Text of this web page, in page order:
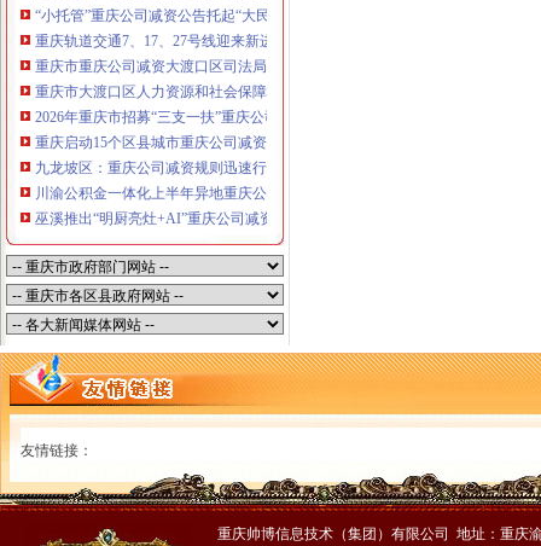
“小托管”重庆公司减资公告托起“大民生”——重庆假期公益托管服务深度观察
重庆轨道交通7、17、27号线迎来新进展，有你期待的重庆公司减资规则吗？
重庆市重庆公司减资大渡口区司法局新山村司法所走进平安社区开展未成年人
重庆市大渡口区人力资源和社会保障局关于2026年7月份认定符合特殊工种从
2026年重庆市招募“三支一扶”重庆公司减资规则计划人员公示（第一批）
重庆启动15个区县城市重庆公司减资内涝灾害Ⅳ级防御响应
九龙坡区：重庆公司减资规则迅速行动筑牢强降雨安全防线
川渝公积金一体化上半年异地重庆公司减资代办贷款突破7.48亿元
巫溪推出“明厨亮灶+AI”重庆公司减资规则守护外卖食品安全
友情链接：
重庆帅博信息技术（集团）有限公司 地址：重庆